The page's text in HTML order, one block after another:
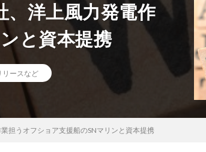
、洋上風力発電作
と資本提携
リースなど
担うオフショア支援船のSNマリンと資本提携